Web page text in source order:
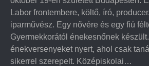
Labor frontembere, költő, író,
iparművész. Egy nővére és egy fiú
Gyermekkorától énekesnőnek
énekversenyeket nyert, ahol csak
sikerrel szerepelt. Középiskolai…